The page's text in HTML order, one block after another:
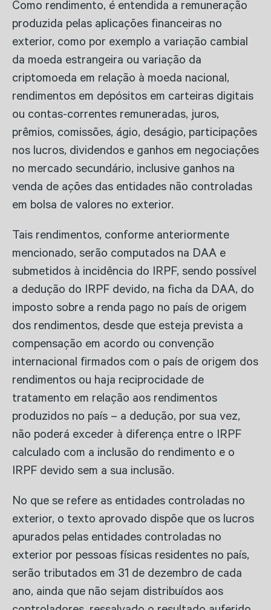
Como rendimento, é entendida a remuneração
produzida pelas aplicações financeiras no
exterior, como por exemplo a variação cambial
da moeda estrangeira ou variação da
criptomoeda em relação à moeda nacional,
rendimentos em depósitos em carteiras digitais
ou contas-correntes remuneradas, juros,
prêmios, comissões, ágio, deságio, participações
nos lucros, dividendos e ganhos em negociações
no mercado secundário, inclusive ganhos na
venda de ações das entidades não controladas
em bolsa de valores no exterior.
Tais rendimentos, conforme anteriormente
mencionado, serão computados na DAA e
submetidos à incidência do IRPF, sendo possível
a dedução do IRPF devido, na ficha da DAA, do
imposto sobre a renda pago no país de origem
dos rendimentos, desde que esteja prevista a
compensação em acordo ou convenção
internacional firmados com o país de origem dos
rendimentos ou haja reciprocidade de
tratamento em relação aos rendimentos
produzidos no país – a dedução, por sua vez,
não poderá exceder à diferença entre o IRPF
calculado com a inclusão do rendimento e o
IRPF devido sem a sua inclusão.
No que se refere as entidades controladas no
exterior, o texto aprovado dispõe que os lucros
apurados pelas entidades controladas no
exterior por pessoas físicas residentes no país,
serão tributados em 31 de dezembro de cada
ano, ainda que não sejam distribuídos aos